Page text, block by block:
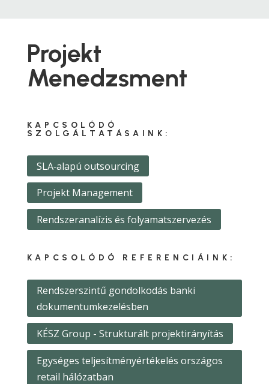
Projekt
Menedzsment
KAPCSOLÓDÓ
SZOLGÁLTATÁSAINK:
SLA‑alapú outsourcing
Projekt Management
Rendszeranalízis és folyamatszervezés
KAPCSOLÓDÓ REFERENCIÁINK:
Rendszerszintű gondolkodás banki
dokumentumkezelésben
KÉSZ Group - Strukturált projektirányítás
Egységes teljesítményértékelés országos
retail hálózatban